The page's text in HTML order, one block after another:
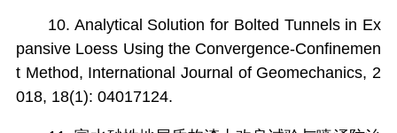
10. Analytical Solution for Bolted Tunnels in Ex
pansive Loess Using the Convergence-Confinemen
t Method, International Journal of Geomechanics, 2
018, 18(1): 04017124.